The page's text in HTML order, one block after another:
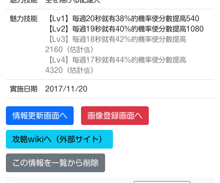
魅力技能
【Lv1】每過20秒就有38%的機率使分數提高540
【Lv2】每過19秒就有40%的機率使分數提高1080
【Lv3】 每過18秒就有42%的機率使分數提高
2160（估計值）
【Lv4】 每過17秒就有44%的機率使分數提高
4320（估計值）
實施日期 2017/11/20
情報更新画面へ 画像登録画面へ
攻略wikiへ（外部サイト）
この情報を一覧から削除